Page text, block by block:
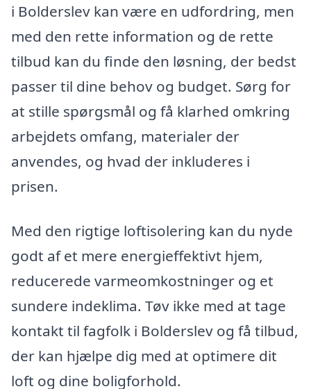
i Bolderslev kan være en udfordring, men
med den rette information og de rette
tilbud kan du finde den løsning, der bedst
passer til dine behov og budget. Sørg for
at stille spørgsmål og få klarhed omkring
arbejdets omfang, materialer der
anvendes, og hvad der inkluderes i
prisen.
Med den rigtige loftisolering kan du nyde
godt af et mere energieffektivt hjem,
reducerede varmeomkostninger og et
sundere indeklima. Tøv ikke med at tage
kontakt til fagfolk i Bolderslev og få tilbud,
der kan hjælpe dig med at optimere dit
loft og dine boligforhold.